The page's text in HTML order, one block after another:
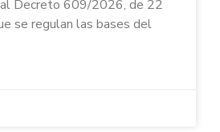
Decreto 609/2026, de 22
se regulan las bases del